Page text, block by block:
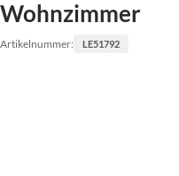
Wohnzimmer
Artikelnummer: LE51792